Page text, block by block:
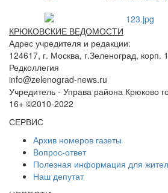
КРЮКОВСКИЕ ВЕДОМОСТИ
Адрес учредителя и редакции:
124617, г. Москва, г.Зеленоград, корп.
Редколлегия
info@zelenograd-news.ru
Учредитель - Управа района Крюково
16+ ©2010-2022
СЕРВИС
Архив номеров газеты
Вопрос-ответ
Полезная информация для
Наш депутат